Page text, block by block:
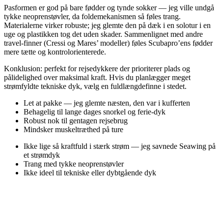
Pasformen er god på bare fødder og tynde sokker — jeg ville undgå
tykke neoprenstøvler, da foldemekanismen så føles trang.
Materialerne virker robuste; jeg glemte den på dæk i en solotur i en
uge og plastikken tog det uden skader. Sammenlignet med andre
travel-finner (Cressi og Mares’ modeller) føles Scubapro’ens fødder
mere tætte og kontrolorienterede.
Konklusion: perfekt for rejsedykkere der prioriterer plads og
pålidelighed over maksimal kraft. Hvis du planlægger meget
strømfyldte tekniske dyk, vælg en fuldlængdefinne i stedet.
Let at pakke — jeg glemte næsten, den var i kufferten
Behagelig til lange dages snorkel og ferie-dyk
Robust nok til gentagen rejsebrug
Mindsker muskeltræthed på ture
Ikke lige så kraftfuld i stærk strøm — jeg savnede Seawing på
et strømdyk
Trang med tykke neoprenstøvler
Ikke ideel til tekniske eller dybtgående dyk